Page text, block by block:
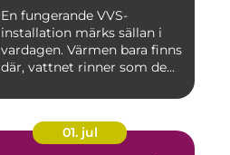
En fungerande VVS-
installation märks sällan i
vardagen. Värmen bara finns
där, vattnet rinner som de...
01. jul